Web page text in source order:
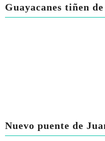
Guayacanes tiñen
Nuevo puente de